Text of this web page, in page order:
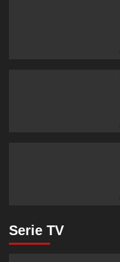
Serie TV